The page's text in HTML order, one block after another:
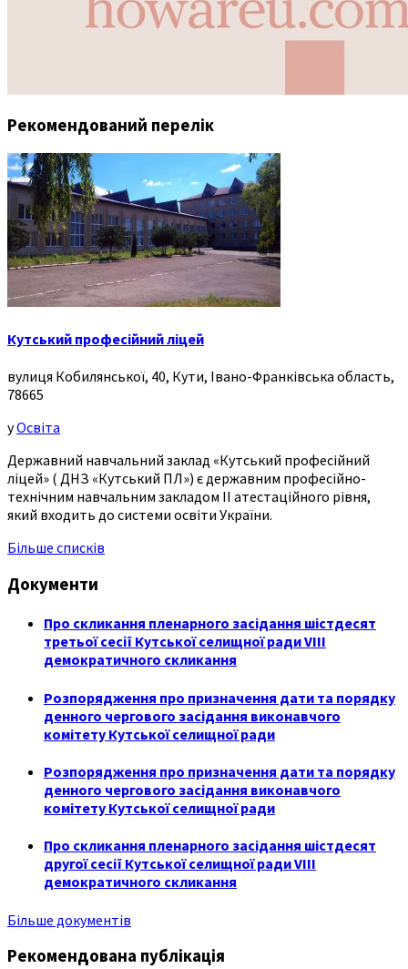
Рекомендований перелік
Кутський професійний ліцей
вулиця Кобилянської, 40, Кути, Івано-Франківська область,
78665
уОсвіта
Державний навчальний заклад «Кутський професійний
ліцей» ( ДНЗ «Кутський ПЛ») є державним професійно-
технічним навчальним закладом ІІ атестаційного рівня,
який входить до системи освіти України.
Більше списків
Документи
Про скликання пленарного засідання шістдесят
третьої сесії Кутської селищної ради VIII
демократичного скликання
Розпорядження про призначення дати та порядку
денного чергового засідання виконавчого
комітету Кутської селищної ради
Розпорядження про призначення дати та порядку
денного чергового засідання виконавчого
комітету Кутської селищної ради
Про скликання пленарного засідання шістдесят
другої сесії Кутської селищної ради VIII
демократичного скликання
Більше документів
Рекомендована публікація